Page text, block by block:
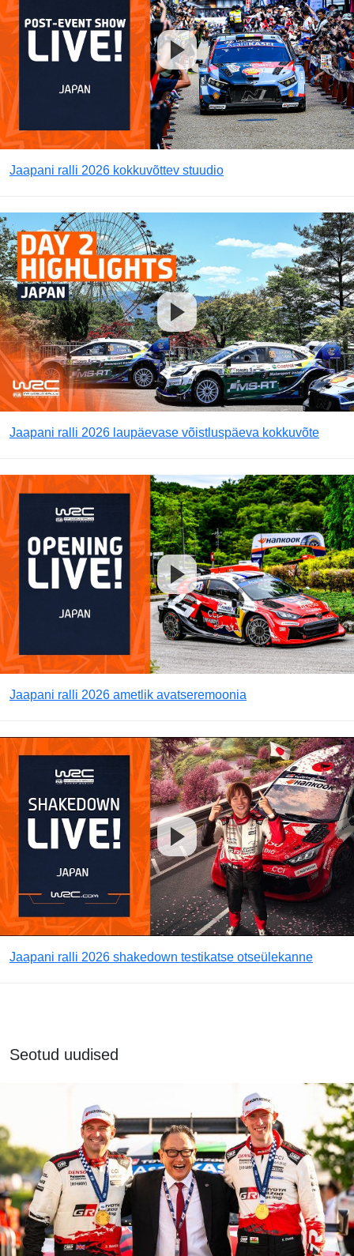
Jaapani ralli 2026 kokkuvõttev stuudio
Jaapani ralli 2026 laupäevase võistluspäeva kokkuvõte
Jaapani ralli 2026 ametlik avatseremoonia
Jaapani ralli 2026 shakedown testikatse otseülekanne
Seotud uudised